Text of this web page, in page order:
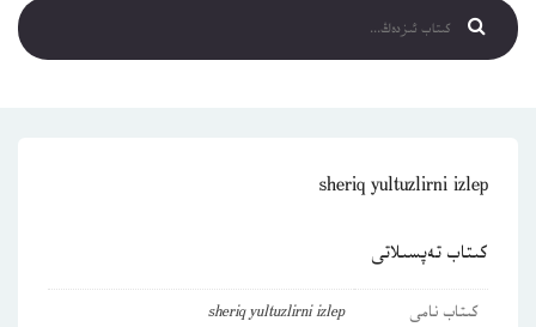
sheriq yultuzlirni izlep
كىتاب تەپسىلاتى
كىتاب نامى
sheriq yultuzlirni izlep